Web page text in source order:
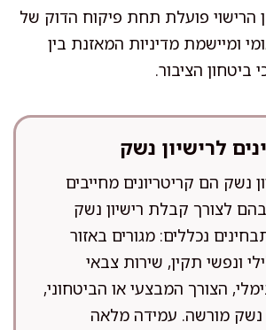
פועלת תחת פיקוח הדוק של
ומיישמת מדיניות המאזנת בין
ביטחון הציבור.
לרישיון נשק
נשק הם קריטריונים מחייבים
לצורך קבלת רישיון נשק
נכללים: מגורים באזור
ונפשי תקין, שירות צבאי
הצורך המבצעי או הביטחוני,
נשק מורשה. עמידה מלאה